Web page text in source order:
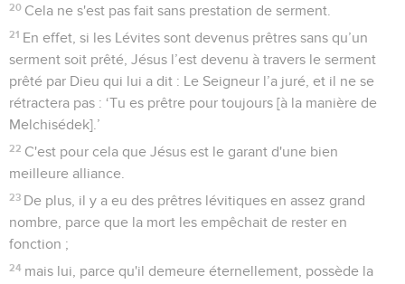
20 Cela ne s'est pas fait sans prestation de serment.
21 En effet, si les Lévites sont devenus prêtres sans qu’un
serment soit prêté, Jésus l’est devenu à travers le serment
prêté par Dieu qui lui a dit : Le Seigneur l’a juré, et il ne se
rétractera pas : ‘Tu es prêtre pour toujours [à la manière de
Melchisédek].’
22 C'est pour cela que Jésus est le garant d'une bien
meilleure alliance.
23 De plus, il y a eu des prêtres lévitiques en assez grand
nombre, parce que la mort les empêchait de rester en
fonction ;
24 mais lui, parce qu'il demeure éternellement, possède la